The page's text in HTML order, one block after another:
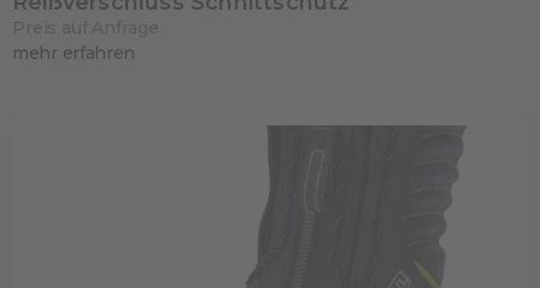
mehr erfahren